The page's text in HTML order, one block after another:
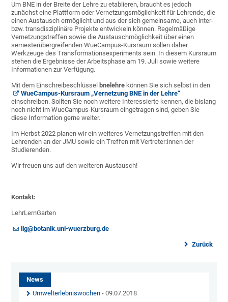
Um BNE in der Breite der Lehre zu etablieren, braucht es jedoch
zunächst eine Plattform oder Vernetzungsmöglichkeit für Lehrende, die
einen Austausch ermöglicht und aus der sich gemeinsame, auch inter-
bzw. transdisziplinäre Projekte entwickeln können. Regelmäßige
Vernetzungstreffen sowie die Austauschmöglichkeit über einen
semesterübergreifenden WueCampus-Kursraum sollen daher
Werkzeuge des Transformationsexperiments sein. In diesem Kursraum
stehen die Ergebnisse der Arbeitsphase am 19. Juli sowie weitere
Informationen zur Verfügung.
Mit dem Einschreibeschlüssel bnelehre können Sie sich selbst in den
WueCampus-Kursraum „Vernetzung BNE in der Lehre“
einschreiben. Sollten Sie noch weitere Interessierte kennen, die bislang
noch nicht im WueCampus-Kursraum eingetragen sind, geben Sie
diese Information gerne weiter.
Im Herbst 2022 planen wir ein weiteres Vernetzungstreffen mit den
Lehrenden an der JMU sowie ein Treffen mit Vertreter:innen der
Studierenden.
Wir freuen uns auf den weiteren Austausch!
Kontakt:
LehrLernGarten
llg@botanik.uni-wuerzburg.de
Zurück
News
Umwelterlebniswochen - 09.07.2018